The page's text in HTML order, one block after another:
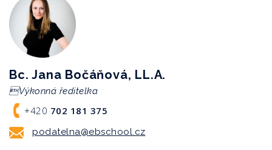
Bc. Jana Bočáňová, LL.A.
Výkonná ředitelka
+420 702 181 375
podatelna@ebschool.cz